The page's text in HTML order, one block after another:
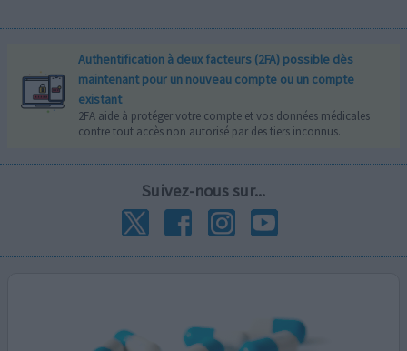
Authentification à deux facteurs (2FA) possible dès
maintenant pour un nouveau compte ou un compte
existant
2FA aide à protéger votre compte et vos données médicales
contre tout accès non autorisé par des tiers inconnus.
Suivez-nous sur...